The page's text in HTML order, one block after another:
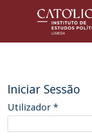
Iniciar Sessão
Utilizador *